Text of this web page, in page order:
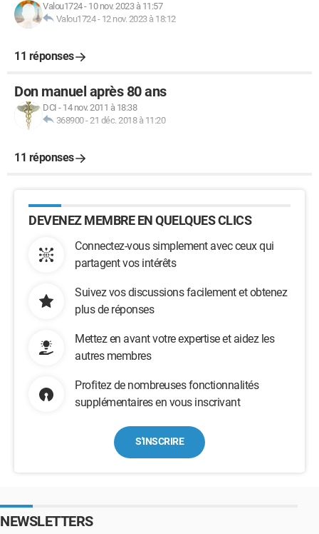
Valou1724- 10 nov. 2023 à 11:57
Valou1724- 12 nov. 2023 à 18:12
11 réponses
Don manuel après 80 ans
DCI - 14 nov. 2011 à 18:38
368900-21 déc. 2018 à 11:20
11 réponses
DEVENEZ MEMBRE EN QUELQUES CLICS
Connectez-vous simplement avec ceux qui
partagent vos intérêts
Suivez vos discussions facilement et obtenez
plus de réponses
Mettez en avant votre expertise et aidez les
autres membres
Profitez de nombreuses fonctionnalités
supplémentaires en vous inscrivant
S'INSCRIRE
NEWSLETTERS